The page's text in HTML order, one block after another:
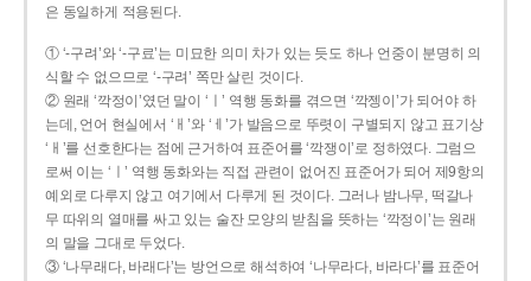
은 동일하게 적용된다.
① ‘-구려’와 ‘-구료’는 미묘한 의미 차가 있는 듯도 하나 언중이 분명히 의
식할 수 없으므로 ‘-구려’ 쪽만 살린 것이다.
② 원래 ‘깍정이’였던 말이 ‘ㅣ’ 역행 동화를 겪으면 ‘깍젱이’가 되어야 하
는데, 언어 현실에서 ‘ㅐ’와 ‘ㅔ’가 발음으로 뚜렷이 구별되지 않고 표기상
‘ㅐ’를 선호한다는 점에 근거하여 표준어를 ‘깍쟁이’로 정하였다. 그럼으
로써 이는 ‘ㅣ’ 역행 동화와는 직접 관련이 없어진 표준어가 되어 제9항의
예외로 다루지 않고 여기에서 다루게 된 것이다. 그러나 밤나무, 떡갈나
무 따위의 열매를 싸고 있는 술잔 모양의 받침을 뜻하는 ‘깍정이’는 원래
의 말을 그대로 두었다.
③ ‘나무래다, 바래다’는 방언으로 해석하여 ‘나무라다, 바라다’를 표준어